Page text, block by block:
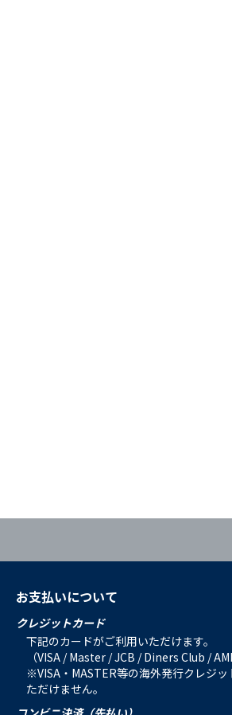
お支払いについて
クレジットカード
下記のカードがご利用いただけます。
（VISA / Master / JCB / Diners Club /
※VISA・MASTER等の海外発行クレジ
ただけません。